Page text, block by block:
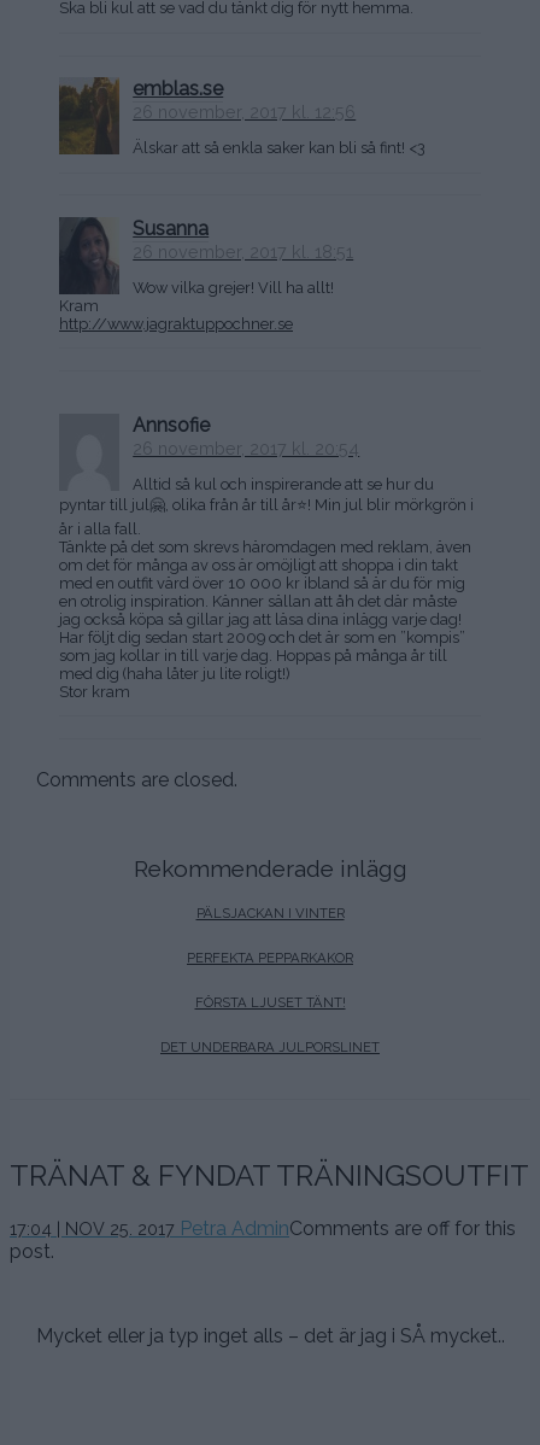
Ska bli kul att se vad du tänkt dig för nytt hemma.
emblas.se
26 november, 2017 kl. 12:56
Älskar att så enkla saker kan bli så fint! <3
Susanna
26 november, 2017 kl. 18:51
Wow vilka grejer! Vill ha allt!
Kram
http://www.jagraktuppochner.se
Annsofie
26 november, 2017 kl. 20:54
Alltid så kul och inspirerande att se hur du
pyntar till jul🤗, olika från år till år⭐️! Min jul blir mörkgrön i
år i alla fall.
Tänkte på det som skrevs häromdagen med reklam, även
om det för många av oss är omöjligt att shoppa i din takt
med en outfit värd över 10 000 kr ibland så är du för mig
en otrolig inspiration. Känner sällan att åh det där måste
jag också köpa så gillar jag att läsa dina inlägg varje dag!
Har följt dig sedan start 2009 och det är som en ”kompis”
som jag kollar in till varje dag. Hoppas på många år till
med dig (haha låter ju lite roligt!)
Stor kram
Comments are closed.
Rekommenderade inlägg
PÄLSJACKAN I VINTER
PERFEKTA PEPPARKAKOR
FÖRSTA LJUSET TÄNT!
DET UNDERBARA JULPORSLINET
TRÄNAT & FYNDAT TRÄNINGSOUTFIT
17:04 | NOV 25. 2017 Petra AdminComments are off for this
post.
Mycket eller ja typ inget alls – det är jag i SÅ mycket..